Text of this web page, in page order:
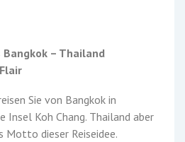
– Thailand
Sie von Bangkok in
Insel Koh Chang. Thailand aber
Motto dieser Reiseidee.